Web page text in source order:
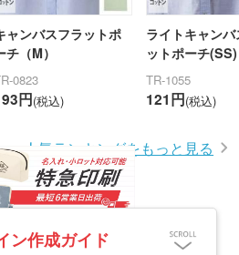
ャンバスフラットポ
チ（M）
0823
円(税込)
ライトキャン
ットポーチ(SS)
TR-1055
121円(税込)
人気ランキングをもっと見る
ン作成ガイド